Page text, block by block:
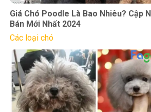
Giá Chó Poodle Là Bao Nhiêu? Cập
Bán Mới Nhất 2024
Các loại chó